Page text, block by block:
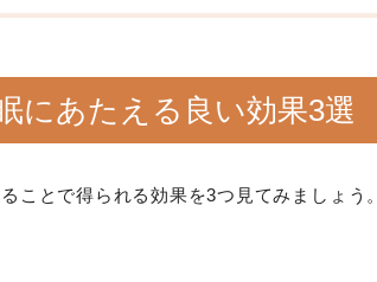
にあたえる良い効果3選
ことで得られる効果を3つ見てみましょう。